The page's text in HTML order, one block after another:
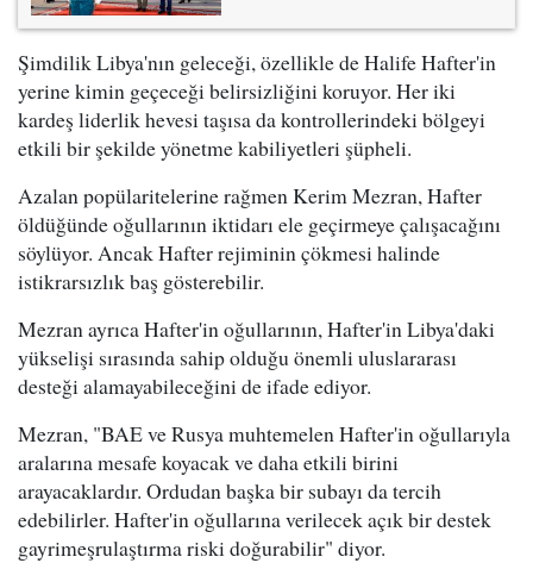
Şimdilik Libya'nın geleceği, özellikle de Halife Hafter'in
yerine kimin geçeceği belirsizliğini koruyor. Her iki
kardeş liderlik hevesi taşısa da kontrollerindeki bölgeyi
etkili bir şekilde yönetme kabiliyetleri şüpheli.
Azalan popülaritelerine rağmen Kerim Mezran, Hafter
öldüğünde oğullarının iktidarı ele geçirmeye çalışacağını
söylüyor. Ancak Hafter rejiminin çökmesi halinde
istikrarsızlık baş gösterebilir.
Mezran ayrıca Hafter'in oğullarının, Hafter'in Libya'daki
yükselişi sırasında sahip olduğu önemli uluslararası
desteği alamayabileceğini de ifade ediyor.
Mezran, "BAE ve Rusya muhtemelen Hafter'in oğullarıyla
aralarına mesafe koyacak ve daha etkili birini
arayacaklardır. Ordudan başka bir subayı da tercih
edebilirler. Hafter'in oğullarına verilecek açık bir destek
gayrimeşrulaştırma riski doğurabilir" diyor.